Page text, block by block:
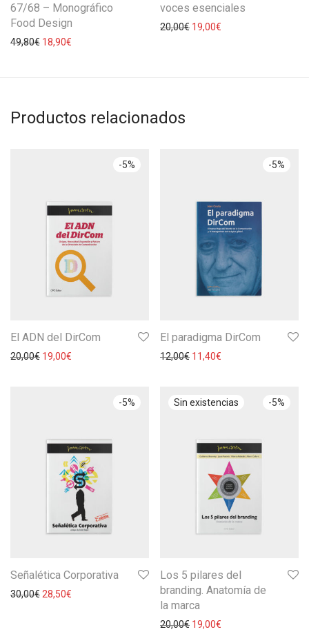
67/68 – Monográfico
Food Design
49,80€ 18,90€
voces esenciales
20,00€ 19,00€
Productos relacionados
-5%
El ADN del DirCom
20,00€ 19,00€
-5%
El paradigma DirCom
12,00€ 11,40€
-5%
Señalética Corporativa
30,00€28,50€
-5%
Los 5 pilares del
branding. Anatomía de
la marca
20,00€ 19,00€